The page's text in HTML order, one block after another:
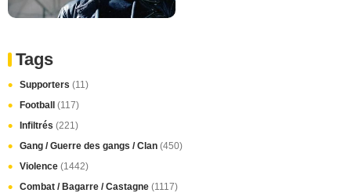
Tags
Supporters (11)
Football (117)
Infiltrés (221)
Gang / Guerre des gangs / Clan (450)
Violence (1442)
Combat / Bagarre / Castagne (1117)